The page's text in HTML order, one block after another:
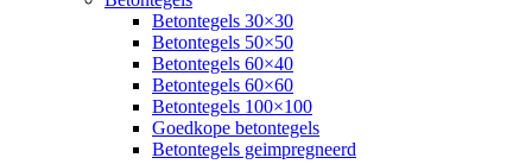
Betontegels 30×30
Betontegels 50×50
Betontegels 60×40
Betontegels 60×60
Betontegels 100×100
Goedkope betontegels
Betontegels geimpregneerd